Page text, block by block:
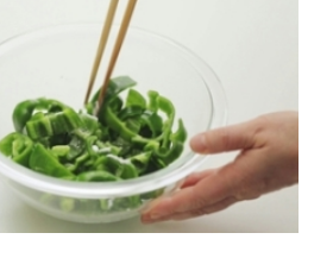
に、（１）の豚肉を少しずつ広げ
ップをかける。